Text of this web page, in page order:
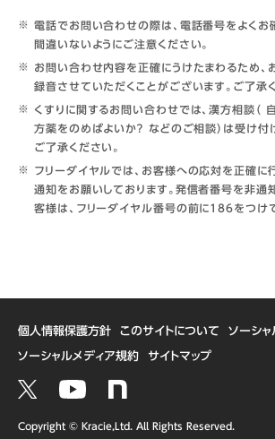
電話でお問い合わせの際は、電話番号をよくお
間違いないようにご注意ください。
お問い合わせ内容を正確にうけたまわるため、
録音させていただくことがございます。ご了承く
くすりに関するお問い合わせでは、漢方相談（
方薬をのめばよいか？ などのご相談）は受け付
ご了承ください。
フリーダイヤルでは、お客様への応対を正確に
通知をお願いしております。発信者番号を非通
客様は、フリーダイヤル番号の前に186をつけ
個人情報保護方針 このサイトについて ソーシャ
ソーシャルメディア規約 サイトマップ
Copyright © Kracie,Ltd. All Rights Reserved.